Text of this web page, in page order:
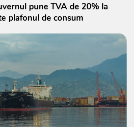
pune TVA de 20% la
plafonul de consum